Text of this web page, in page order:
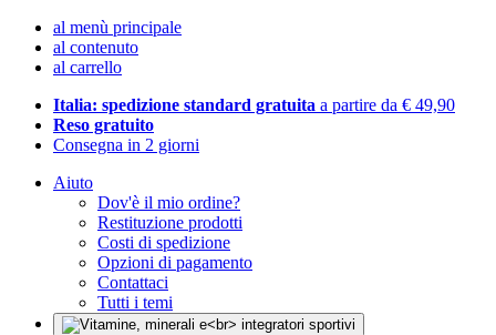
al menù principale
al contenuto
al carrello
Italia: spedizione standard gratuita a partire da € 49,90
Reso gratuito
Consegna in 2 giorni
Aiuto
Dov'è il mio ordine?
Restituzione prodotti
Costi di spedizione
Opzioni di pagamento
Contattaci
Tutti i temi